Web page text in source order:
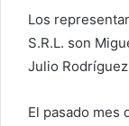
Los
S.R.L. son
Julio
El pasado mes